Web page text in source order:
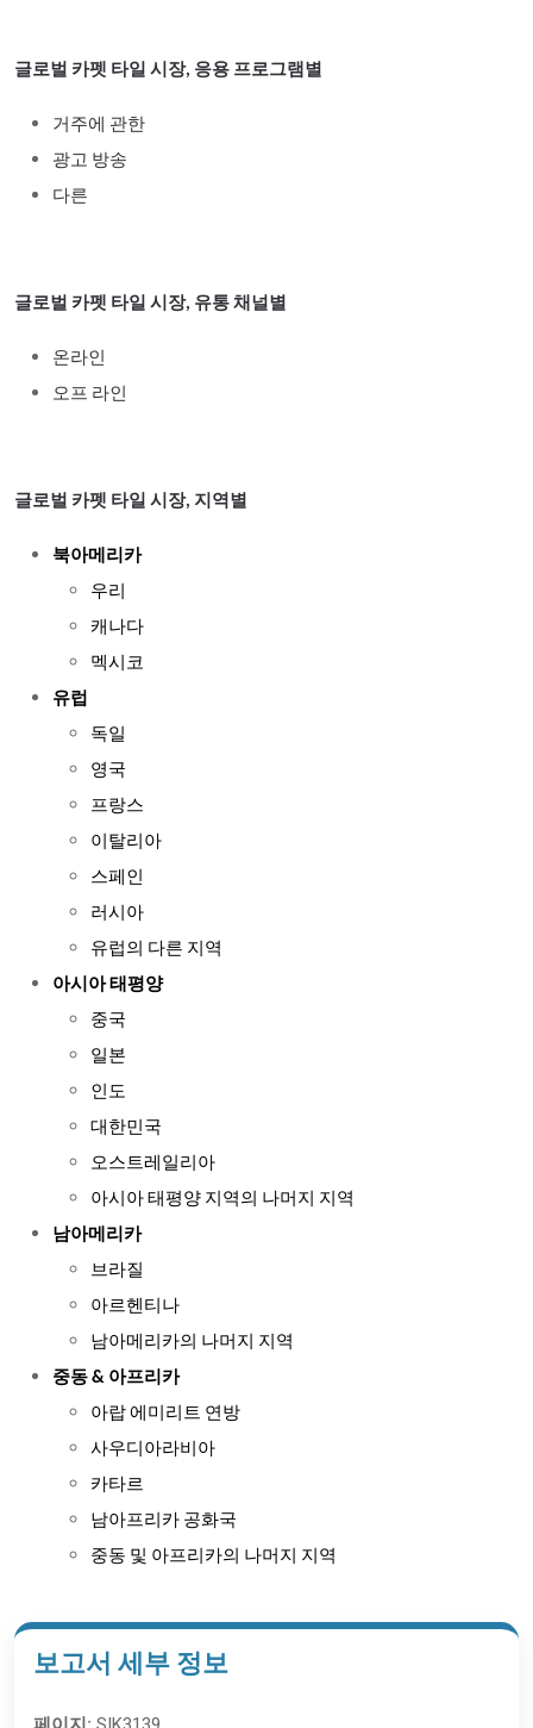
글로벌 카펫 타일 시장, 응용 프로그램별
거주에 관한
광고 방송
다른
글로벌 카펫 타일 시장, 유통 채널별
온라인
오프 라인
글로벌 카펫 타일 시장, 지역별
북아메리카
우리
캐나다
멕시코
유럽
독일
영국
프랑스
이탈리아
스페인
러시아
유럽의 다른 지역
아시아 태평양
중국
일본
인도
대한민국
오스트레일리아
아시아 태평양 지역의 나머지 지역
남아메리카
브라질
아르헨티나
남아메리카의 나머지 지역
중동 & 아프리카
아랍 에미리트 연방
사우디아라비아
카타르
남아프리카 공화국
중동 및 아프리카의 나머지 지역
보고서 세부 정보